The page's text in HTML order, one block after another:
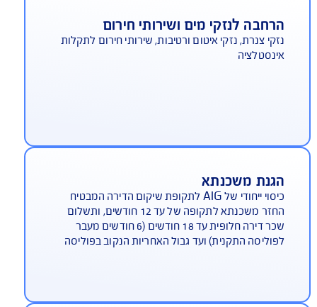
מרשלנותו של המבוטח. בתשלום נוסף בביטוח
ללא תשלום נוסף בביטוח תכולת דירה
לנזקי מים ושירותי חירום
צנרת, נזקי איטום ורטיבות, שירותי חירום לתקלות